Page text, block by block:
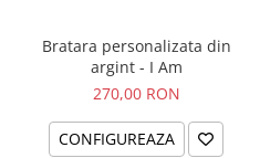
Bratara personalizata din
argint - I Am
270,00 RON
CONFIGUREAZA